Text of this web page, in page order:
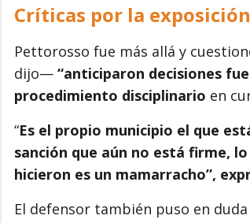
Críticas por la
Pettorosso fue más allá y
dijo— “anticiparon decisiones
procedimiento disciplinario en
“Es el propio municipio el que
sanción que aún no está firme,
hicieron es un mamarracho”,
El defensor también puso en